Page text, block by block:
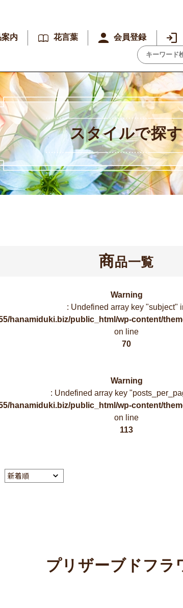
内 花言葉 会員登録
スタイルで探す
商品一覧
Warning
: Undefined array key "subject"
hanamiduki.biz/public_html/wp-content/
on line
70
Warning
: Undefined array key
hanamiduki.biz/public_html/wp-content/
on line
113
プリザーブドフラ